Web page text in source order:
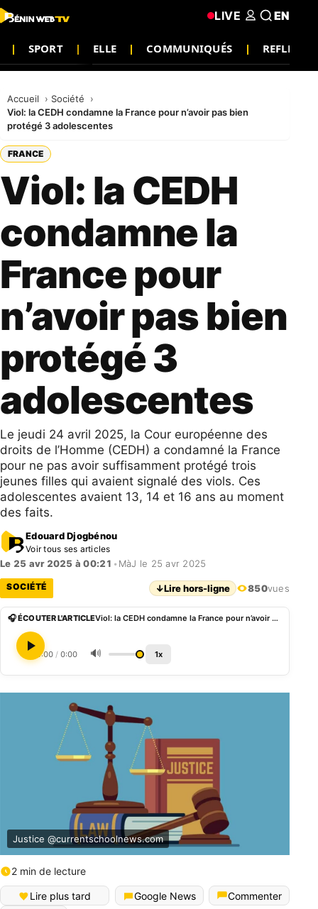
SPORT ELLE COMMUNIQUÉS
LIVE EN
Accueil
Société
Viol: la CEDH condamne la France pour n’avoir pas bien
protégé 3 adolescentes
FRANCE
Viol: la CEDH
condamne la
France pour
n’avoir pas bien
protégé 3
adolescentes
Le jeudi 24 avril 2025, la Cour européenne des
droits de l’Homme (CEDH) a condamné la France
pour ne pas avoir suffisamment protégé trois
jeunes filles qui avaient signalé des viols. Ces
adolescentes avaient 13, 14 et 16 ans au moment
des faits.
Edouard Djogbénou
Voir tous ses articles
Le 25 avr 2025 à 00:21 • MàJ le 25 avr 2025
SOCIÉTÉ ↓Lire hors-ligne 850vues
🎧 ÉCOUTER L'ARTICLE Viol: la CEDH condamne la France pour n’avoir pas bien protégé 3 adolescentes
0:00 / 0:00 🔊 1x
Justice @currentschoolnews.com
2 min de lecture
Lire plus tard Google News
Commenter